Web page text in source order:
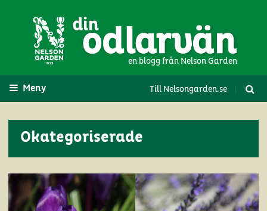
en blogg från Nelson Garden
Meny Till Nelsongarden.se
Okategoriserade